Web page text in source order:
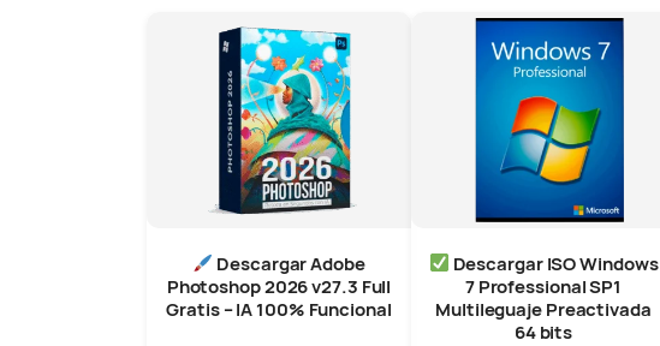
Descargar Adobe
Photoshop 2026 v27.3 Full
Gratis – IA 100% Funcional
Descargar ISO Windows
7 Professional SP1
Multileguaje Preactivada
64 bits